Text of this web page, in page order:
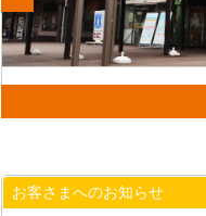
お客さまへのお知らせ